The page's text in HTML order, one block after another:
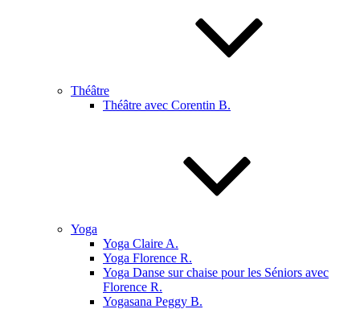
Théâtre
Théâtre avec Corentin B.
Yoga
Yoga Claire A.
Yoga Florence R.
Yoga Danse sur chaise pour les Séniors avec
Florence R.
Yogasana Peggy B.